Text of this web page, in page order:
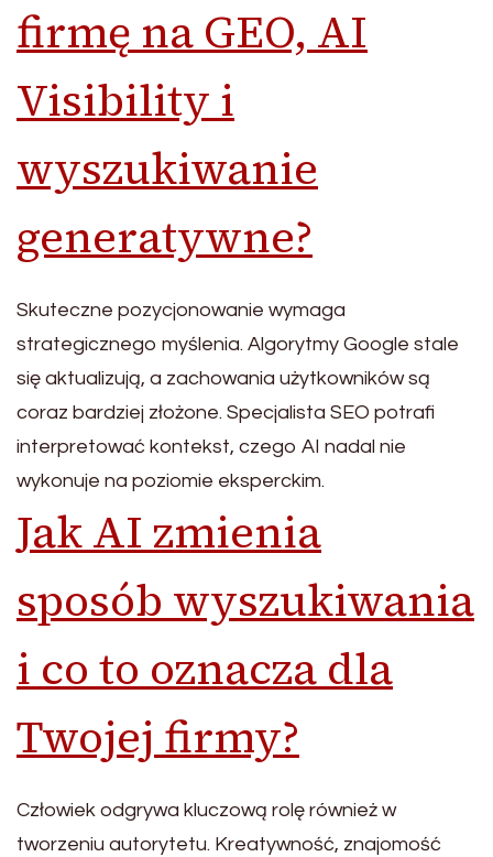
firmę na GEO, AI
Visibility i
wyszukiwanie
generatywne?
Skuteczne pozycjonowanie wymaga
strategicznego myślenia. Algorytmy Google stale
się aktualizują, a zachowania użytkowników są
coraz bardziej złożone. Specjalista SEO potrafi
interpretować kontekst, czego AI nadal nie
wykonuje na poziomie eksperckim.
Jak AI zmienia
sposób wyszukiwania
i co to oznacza dla
Twojej firmy?
Człowiek odgrywa kluczową rolę również w
tworzeniu autorytetu. Kreatywność, znajomość